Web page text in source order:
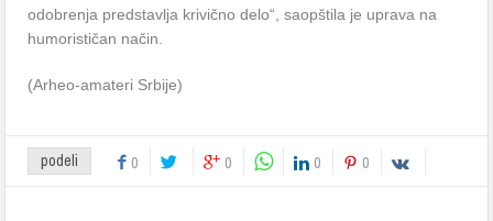
odobrenja predstavlja krivično delo“, saopštila je uprava na
humorističan način.
(Arheo-amateri Srbije)
podeli 0 0 0 0